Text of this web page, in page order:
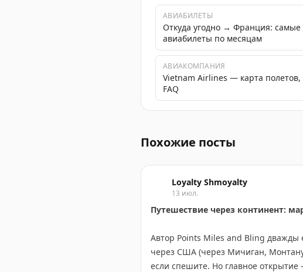
АВИАБИЛЕТЫ
Откуда угодно → Франция:
авиабилеты по месяцам
АВИАКОМПАНИЯ
Vietnam Airlines — карта
FAQ
Похожие посты
Loyalty Shmoyalty
13 июл.
Путешествие через континент:
Автор Points Miles and Bling
через США (через Мичиган,
если спешите. Но главное